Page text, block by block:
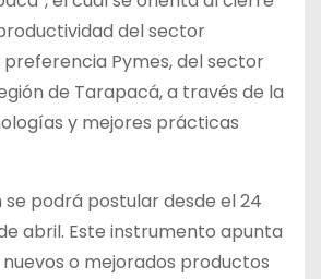
del sector
Pymes, del sector
de Tarapacá, a través de la
y mejores prácticas
se podrá postular desde el 24
abril. Este instrumento apunta
o mejorados productos